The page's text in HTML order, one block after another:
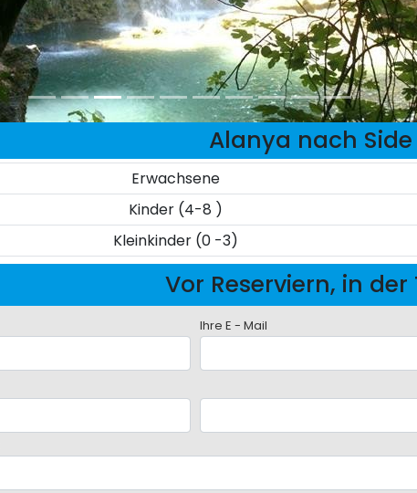
Alanya nach
Erwachsene
Kinder (4-8 )
Kleinkinder (0 -3)
Vor Reserviern, in
Ihre E - Mail